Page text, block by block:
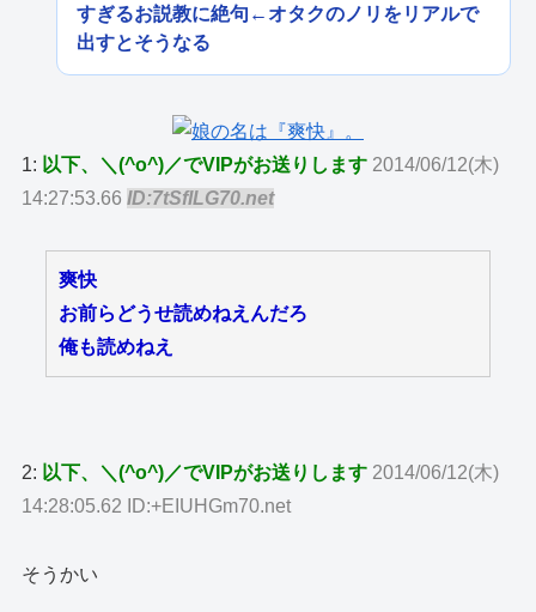
すぎるお説教に絶句←オタクのノリをリアルで
出すとそうなる
1: 以下、＼(^o^)／でVIPがお送りします 2014/06/12(木)
14:27:53.66ID:7tSfILG70.net
爽快
お前らどうせ読めねえんだろ
俺も読めねえ
2: 以下、＼(^o^)／でVIPがお送りします 2014/06/12(木)
14:28:05.62 ID:+EIUHGm70.net
そうかい